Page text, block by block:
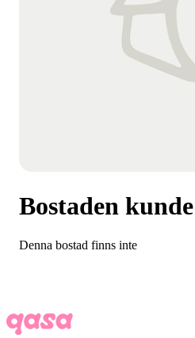
Bostaden
Denna bostad finns inte